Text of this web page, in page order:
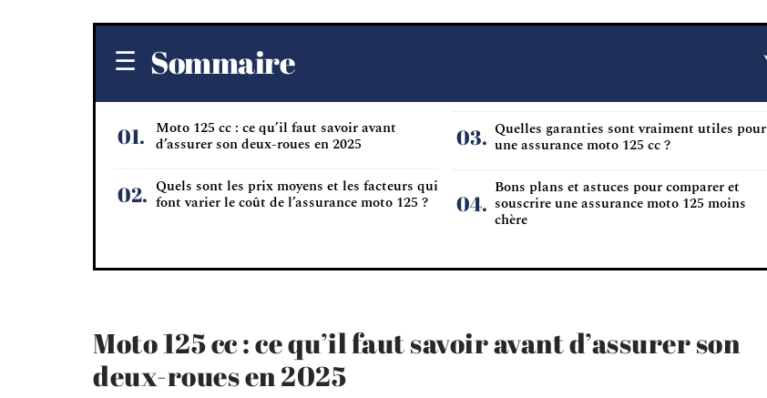
Sommaire
Moto 125 cc : ce qu’il faut savoir avant
d’assurer son deux-roues en 2025
Quels sont les prix moyens et les facteurs qui
font varier le coût de l’assurance moto 125 ?
Quelles garanties sont vraiment utiles pour
une assurance moto 125 cc ?
Bons plans et astuces pour comparer et
souscrire une assurance moto 125 moins
chère
Moto 125 cc : ce qu’il faut savoir avant d’assurer son
deux-roues en 2025